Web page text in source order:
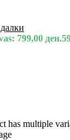
799,00 ден.
has multiple